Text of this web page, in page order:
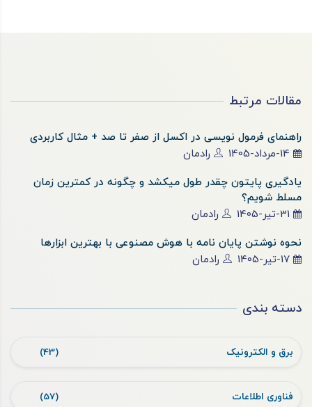
مقالات مرتبط
راهنمای فرمول نویسی در اکسل از صفر تا صد + مثال کاربردی
14-مرداد-1405
رادمان
یادگیری پایتون چقدر طول میکشد و چگونه در کمترین زمان
مسلط شویم؟
31-تیر-1405
رادمان
نحوه نوشتن پایان نامه با هوش مصنوعی با بهترین ابزارها
17-تیر-1405
رادمان
دسته بندی
برق و الکترونیک (43)
فناوری اطلاعات (57)